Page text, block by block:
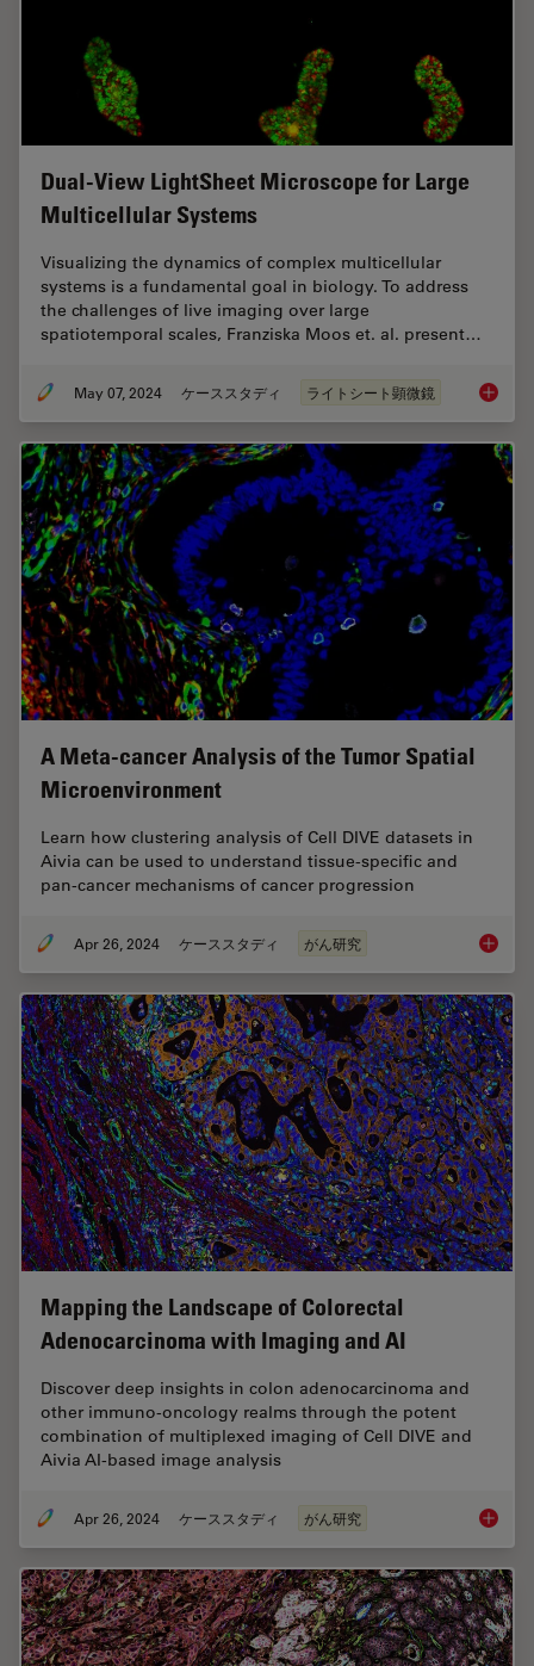
Dual-View LightSheet Microscope for Large
Multicellular Systems
Visualizing the dynamics of complex multicellular
systems is a fundamental goal in biology. To address
the challenges of live imaging over large
spatiotemporal scales, Franziska Moos et. al. present…
May 07, 2024 ケーススタディ ライトシート顕微鏡 Dual-
A Meta-cancer Analysis of the Tumor Spatial
Microenvironment
Learn how clustering analysis of Cell DIVE datasets in
Aivia can be used to understand tissue-specific and
pan-cancer mechanisms of cancer progression
Apr 26, 2024 ケーススタディ がん研究 A
Mapping the Landscape of Colorectal
Adenocarcinoma with Imaging and AI
Discover deep insights in colon adenocarcinoma and
other immuno-oncology realms through the potent
combination of multiplexed imaging of Cell DIVE and
Aivia AI-based image analysis
Apr 26, 2024 ケーススタディ がん研究